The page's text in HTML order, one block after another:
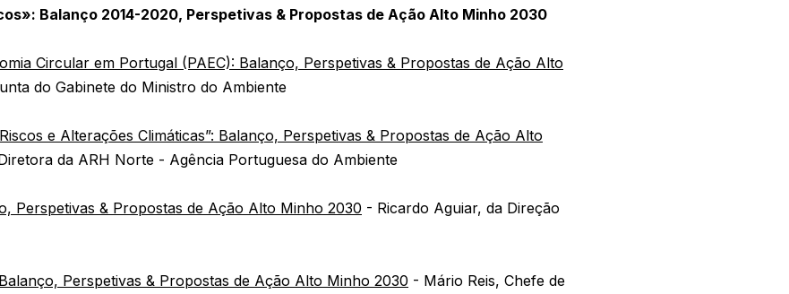
Balanço 2014-2020, Perspetivas & Propostas de Ação Alto Minho 2030
Circular em Portugal (PAEC): Balanço, Perspetivas & Propostas de Ação Alto
do Gabinete do Ministro do Ambiente
e Alterações Climáticas”: Balanço, Perspetivas & Propostas de Ação Alto
da ARH Norte - Agência Portuguesa do Ambiente
Perspetivas & Propostas de Ação Alto Minho 2030 - Ricardo Aguiar, da Direção
Perspetivas & Propostas de Ação Alto Minho 2030 - Mário Reis, Chefe de